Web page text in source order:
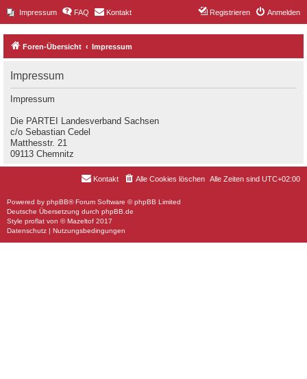
Impressum FAQ Kontakt Anmelden
Registrieren
Foren-Übersicht Impressum
Impressum
Impressum
Die PARTEI Landesverband Sachsen
c/o Sebastian Cedel
Matthesstr. 21
09113 Chemnitz
Alle Zeiten sind UTC+02:00
Alle Cookies löschen
Kontakt
Powered by phpBB® Forum Software © phpBB Limited
Deutsche Übersetzung durch phpBB.de
Style proflat von ©Mazeltof 2017
Datenschutz | Nutzungsbedingungen